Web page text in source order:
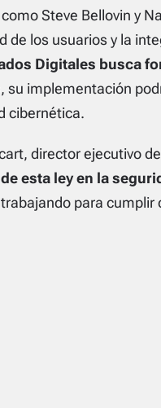
Steve Bellovin y
de los usuarios y la
Digitales busca
, su implementación
cibernética.
director ejecutivo
esta ley en la
para cumplir